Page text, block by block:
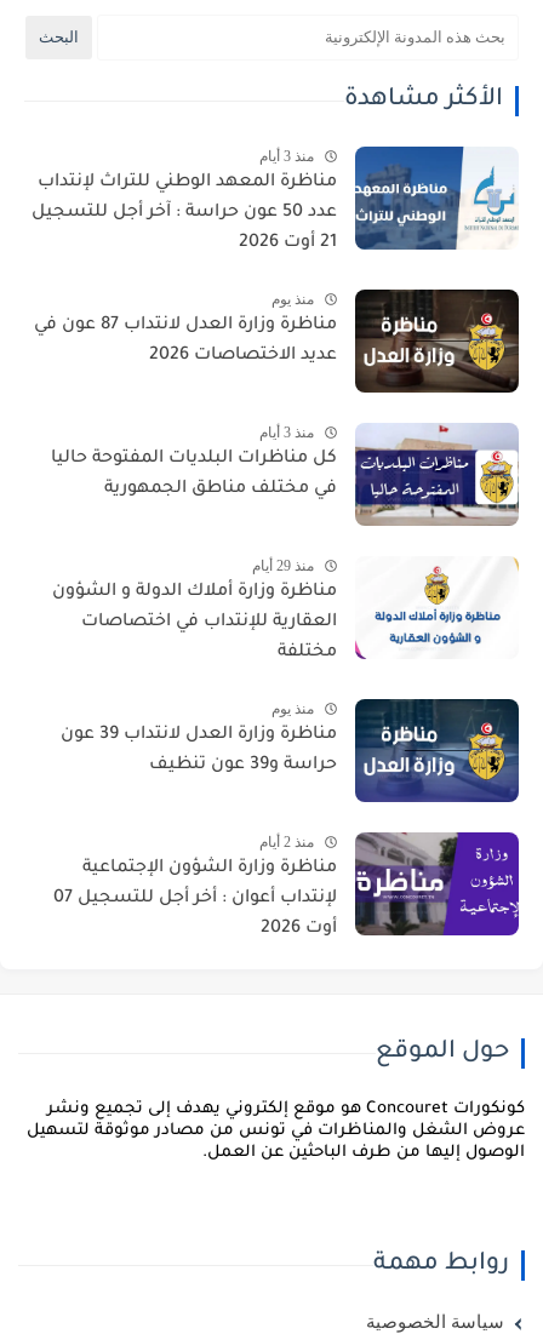
الأكثر مشاهدة
منذ 3 أيام
مناظرة المعهد الوطني للتراث لإنتداب
عدد 50 عون حراسة : آخر أجل للتسجيل
21 أوت 2026
منذ يوم
مناظرة وزارة العدل لانتداب 87 عون في
عديد الاختصاصات 2026
منذ 3 أيام
كل مناظرات البلديات المفتوحة حاليا
في مختلف مناطق الجمهورية
منذ 29 أيام
مناظرة وزارة أملاك الدولة و الشؤون
العقارية للإنتداب في اختصاصات
مختلفة
منذ يوم
مناظرة وزارة العدل لانتداب 39 عون
حراسة و39 عون تنظيف
منذ 2 أيام
مناظرة وزارة الشؤون الإجتماعية
لإنتداب أعوان : أخر أجل للتسجيل 07
أوت 2026
حول الموقع
كونكورات Concouret هو موقع إلكتروني يهدف إلى تجميع ونشر
الشغل والمناظرات في تونس من مصادر موثوقة لتسهيل
إليها من طرف الباحثين عن العمل.
روابط مهمة
سياسة الخصوصية